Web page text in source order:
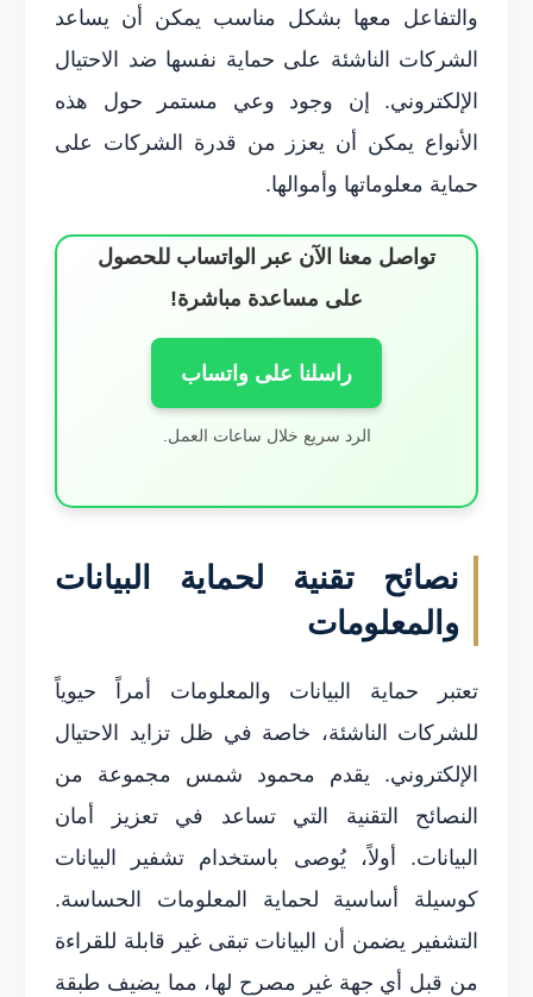
والتفاعل معها بشكل مناسب يمكن أن يساعد
الشركات الناشئة على حماية نفسها ضد الاحتيال
الإلكتروني. إن وجود وعي مستمر حول هذه
الأنواع يمكن أن يعزز من قدرة الشركات على
حماية معلوماتها وأموالها.
تواصل معنا الآن عبر الواتساب للحصول
على مساعدة مباشرة!
راسلنا على واتساب
الرد سريع خلال ساعات العمل.
نصائح تقنية لحماية البيانات
والمعلومات
تعتبر حماية البيانات والمعلومات أمراً حيوياً
للشركات الناشئة، خاصة في ظل تزايد الاحتيال
الإلكتروني. يقدم محمود شمس مجموعة من
النصائح التقنية التي تساعد في تعزيز أمان
البيانات. أولاً، يُوصى باستخدام تشفير البيانات
كوسيلة أساسية لحماية المعلومات الحساسة.
التشفير يضمن أن البيانات تبقى غير قابلة للقراءة
من قبل أي جهة غير مصرح لها، مما يضيف طبقة